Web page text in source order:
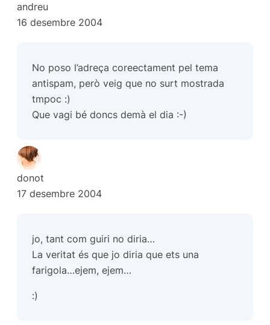
andreu
16 desembre 2004
No poso l’adreça coreectament pel tema
antispam, però veig que no surt mostrada
tmpoc :)
Que vagi bé doncs demà el dia :-)
donot
17 desembre 2004
jo, tant com guiri no diria…
La veritat és que jo diria que ets una
farigola…ejem, ejem…
:)